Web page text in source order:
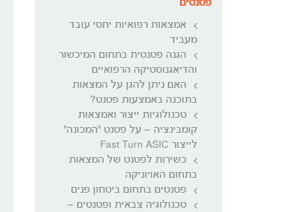
פטנטים
אמצאות רפואיות יחסי עובד
מעביד
הגנה פטנטית בתחום המיכשור
והדיאגנוסטיקה הרפואיים
האם ניתן להגן על המצאות
בתוכנה באמצעות פטנט?
טכנולוגיות ייצור ואמצאות
קומבינציה – על פטנט "המכונה"
לייצור Fast Turn ASIC
כשירות לפטנט של המצאות
בתחום האויוניקה
פטנטים בתחום ביטחון פנים
טכנולוגיה צבאית ופטנטים –